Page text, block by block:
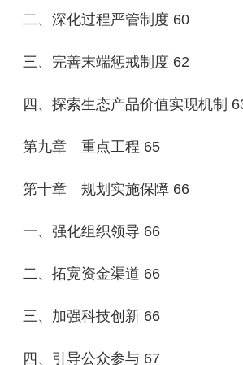
二、深化过程严管制度 60
三、完善末端惩戒制度 62
四、探索生态产品价值实现机制
第九章 重点工程 65
第十章 规划实施保障 66
一、强化组织领导 66
二、拓宽资金渠道 66
三、加强科技创新 66
四、引导公众参与 67